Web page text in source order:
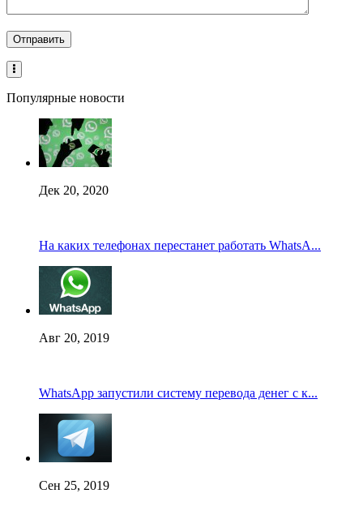
Популярные новости
Дек 20, 2020
На каких телефонах перестанет работать WhatsA...
Авг 20, 2019
WhatsApp запустили систему перевода денег с к...
Сен 25, 2019